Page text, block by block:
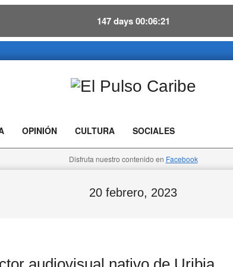
147 days 00 06 20
Caribe
OPINIÓN CULTURA SOCIALES
Disfruta nuestro contenido en Facebook
20 febrero, 2023